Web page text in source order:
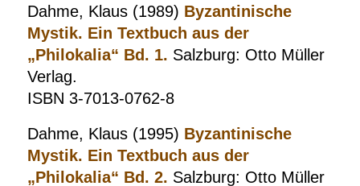
Dahme, Klaus (1989) Byzantinische
Mystik. Ein Textbuch aus der
„Philokalia“ Bd. 1. Salzburg: Otto Müller
Verlag.
ISBN 3-7013-0762-8
Dahme, Klaus (1995) Byzantinische
Mystik. Ein Textbuch aus der
„Philokalia“ Bd. 2. Salzburg: Otto Müller